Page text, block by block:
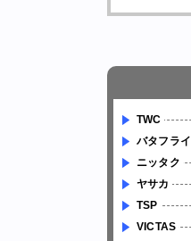
TWC
バタフライ
ニッタク
ヤサカ
TSP
VICTAS